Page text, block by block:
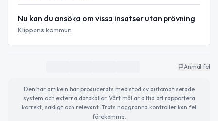
Nu kan du ansöka om vissa insatser utan prövning
Klippans kommun
Anmäl fel
Den här artikeln har producerats med stöd av automatiserade
system och externa datakällor. Vårt mål är alltid att rapportera
korrekt, sakligt och relevant. Trots noggranna kontroller kan fel
förekomma.